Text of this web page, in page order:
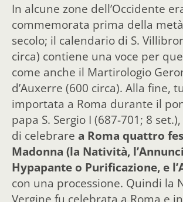
In alcune zone dell’Occidente
commemorata prima della
secolo; il calendario di S.
circa) contiene una voce per
come anche il Martirologio
d’Auxerre (600 circa). Alla fine,
importata a Roma durante il
papa S. Sergio I (687-701; 8
di celebrare a Roma quattro
Madonna (la Natività,
Hypapante o Purificazione, e
con una processione. Quindi la
Vergine fu celebrata a Roma e